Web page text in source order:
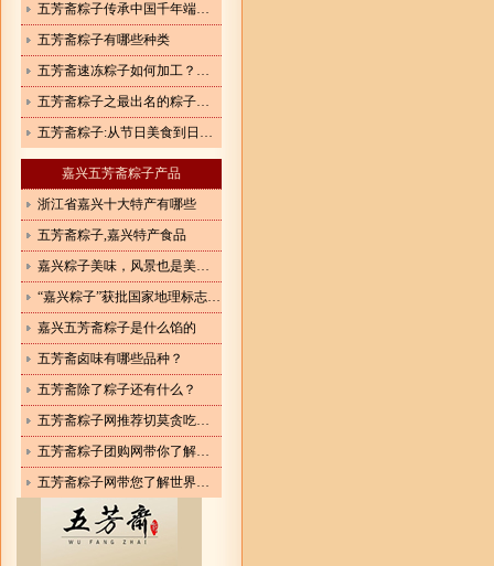
五芳斋粽子传承中国千年端午文化
五芳斋粽子有哪些种类
五芳斋速冻粽子如何加工？生产速冻粽子执行哪个标准？
五芳斋粽子之最出名的粽子在哪？
五芳斋粽子:从节日美食到日常快餐
嘉兴五芳斋粽子产品
浙江省嘉兴十大特产有哪些
五芳斋粽子,嘉兴特产食品
嘉兴粽子美味，风景也是美如画
“嘉兴粽子”获批国家地理标志商标
嘉兴五芳斋粽子是什么馅的
五芳斋卤味有哪些品种？
五芳斋除了粽子还有什么？
五芳斋粽子网推荐切莫贪吃端午食品
五芳斋粽子团购网带你了解全国各地知名品牌粽子
五芳斋粽子网带您了解世界各地粽子的形状